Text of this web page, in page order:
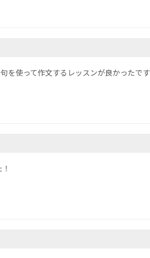
使って作文するレッスンが良かったです